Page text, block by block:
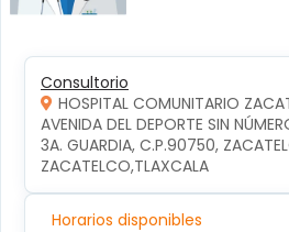
Consultorio
HOSPITAL COMUNITARIO
AVENIDA DEL DEPORTE SIN
3A. GUARDIA, C.P.90750,
ZACATELCO,TLAXCALA
Horarios disponibles